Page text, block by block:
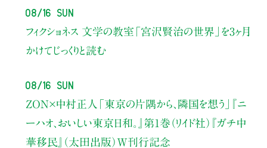
08/16 Sun
フィクショネス 文学の教室 「宮沢賢治の世界」を3ヶ月
かけてじっくりと読む
08/16 Sun
ZON×中村正人 「東京の片隅から、隣国を想う」
『ニ
ーハオ、おいしい東京日和。』第1巻（リイド社） 『ガチ中
華移民』（太田出版）W刊行記念